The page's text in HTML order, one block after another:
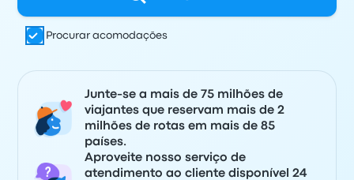
Procurar acomodações
Junte-se a mais de 75 milhões de
viajantes que reservam mais de 2
milhões de rotas em mais de 85
países.
Aproveite nosso serviço de
atendimento ao cliente disponível 24